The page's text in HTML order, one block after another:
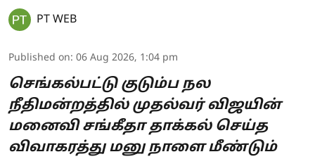
PT WEB
Published on: 06 Aug 2026, 1:04 pm
செங்கல்பட்டு குடும்ப நல
நீதிமன்றத்தில் முதல்வர் விஜயின்
மனைவி சங்கீதா தாக்கல் செய்த
விவாகரத்து மனு நாளை மீண்டும்